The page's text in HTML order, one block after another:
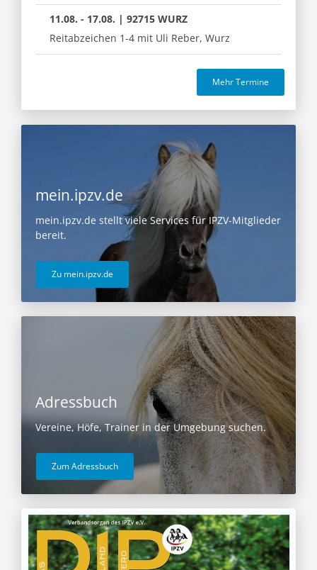
11.08. - 17.08. | 92715 WURZ
Reitabzeichen 1-4 mit Uli Reber, Wurz
Mehr Termine
mein.ipzv.de
mein.ipzv.de stellt viele Services für IPZV-Mitglieder
bereit.
Zu mein.ipzv.de
Adressbuch
Vereine, Höfe, Trainer in der Umgebung suchen.
Zum Adressbuch